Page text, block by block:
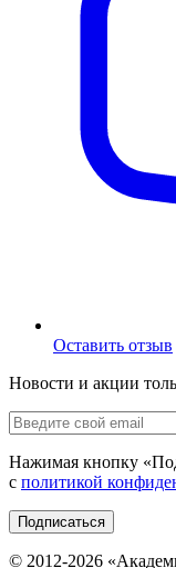
Оставить отзыв
Новости и акции
Нажимая кнопку «
с политикой
Подписаться
© 2012-2026